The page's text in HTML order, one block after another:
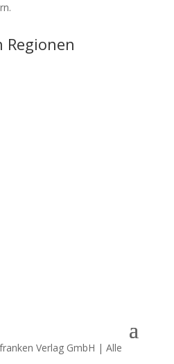
Verlag GmbH | Alle